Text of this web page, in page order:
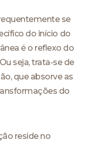
se
do início do
é o reflexo do
seja, trata-se de
que absorve as
do
reside no